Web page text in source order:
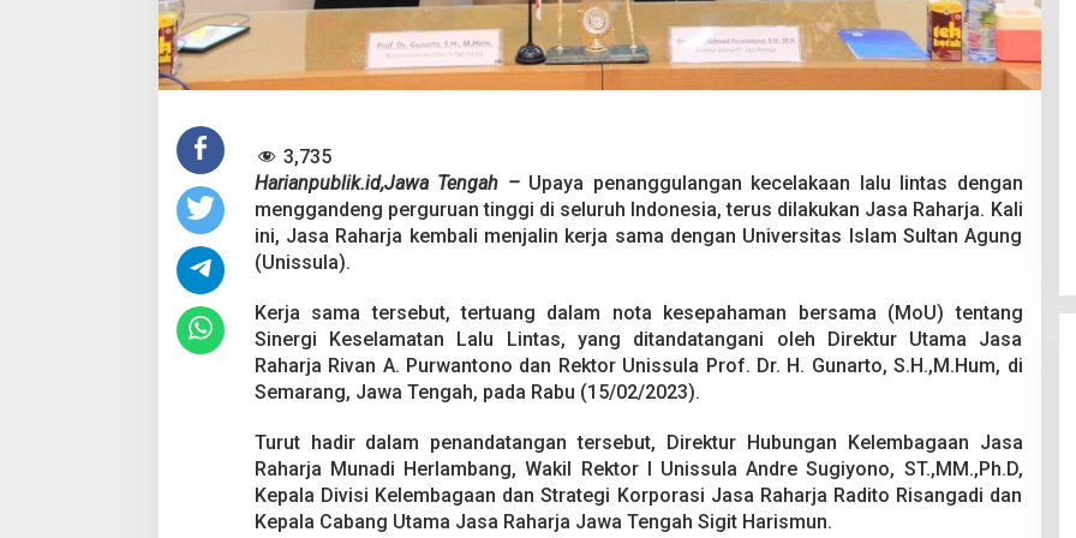
n
r
a
n
M
a
h
i
s
w
a
l
a
m
I
3,735
Harianpublik.id,Jawa Tengah – Upaya penanggulangan kecelakaan lalu lintas dengan
menggandeng perguruan tinggi di seluruh Indonesia, terus dilakukan Jasa Raharja. Kali
ini, Jasa Raharja kembali menjalin kerja sama dengan Universitas Islam Sultan Agung
(Unissula).
Kerja sama tersebut, tertuang dalam nota kesepahaman bersama (MoU) tentang
Sinergi Keselamatan Lalu Lintas, yang ditandatangani oleh Direktur Utama Jasa
Raharja Rivan A. Purwantono dan Rektor Unissula Prof. Dr. H. Gunarto, S.H.,M.Hum, di
Semarang, Jawa Tengah, pada Rabu (15/02/2023).
Turut hadir dalam penandatangan tersebut, Direktur Hubungan Kelembagaan Jasa
Raharja Munadi Herlambang, Wakil Rektor I Unissula Andre Sugiyono, ST.,MM.,Ph.D,
Kepala Divisi Kelembagaan dan Strategi Korporasi Jasa Raharja Radito Risangadi dan
Kepala Cabang Utama Jasa Raharja Jawa Tengah Sigit Harismun.
Pesta Pernikahan Berakhir
Mencekam, Mahasiswa Ditikam
Badik Usai Cekcok saat Pesta
Miras
Di Kriminal 29 Juni 2026
Bongkar Mafia BBM Subsidi,
Ditreskrimsus Polda Sultra Sita
8.000 Liter BBM dan Ringkus 3
Tersangka
Di Kriminal, News 20 Juni 2026